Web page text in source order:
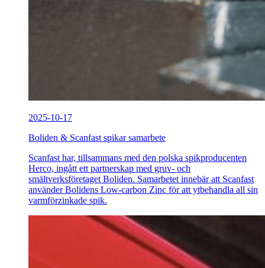
2025-10-17
Boliden & Scanfast spikar samarbete
Scanfast har, tillsammans med den polska spikproducenten
Herco, ingått ett partnerskap med gruv- och
smältverksföretaget Boliden. Samarbetet innebär att Scanfast
använder Bolidens Low-carbon Zinc för att ytbehandla all sin
varmförzinkade spik.